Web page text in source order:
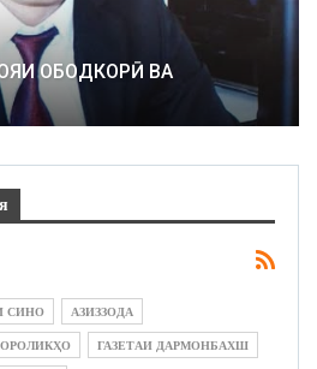
ОБОДКОРӢ ВА
СИНО
АЗИЗЗОДА
ГАЗЕТАИ ДАРМОНБАХШ